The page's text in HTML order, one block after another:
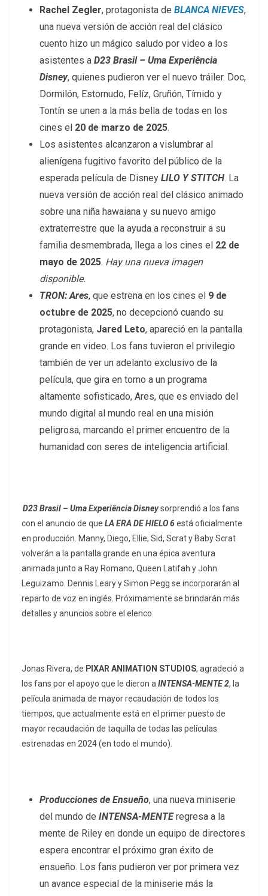
Rachel Zegler, protagonista de BLANCA NIEVES,
una nueva versión de acción real del clásico
cuento hizo un mágico saludo por video a los
asistentes a D23 Brasil – Uma Experiência
Disney, quienes pudieron ver el nuevo tráiler. Doc,
Dormilón, Estornudo, Felíz, Gruñón, Tímido y
Tontín se unen a la más bella de todas en los
cines el 20 de marzo de 2025.
Los asistentes alcanzaron a vislumbrar al
alienígena fugitivo favorito del público de la
esperada película de Disney LILO Y STITCH. La
nueva versión de acción real del clásico animado
sobre una niña hawaiana y su nuevo amigo
extraterrestre que la ayuda a reconstruir a su
familia desmembrada, llega a los cines el 22 de
mayo de 2025. Hay una nueva imagen
disponible.
TRON: Ares, que estrena en los cines el 9 de
octubre de 2025, no decepcionó cuando su
protagonista, Jared Leto, apareció en la pantalla
grande en video. Los fans tuvieron el privilegio
también de ver un adelanto exclusivo de la
película, que gira en torno a un programa
altamente sofisticado, Ares, que es enviado del
mundo digital al mundo real en una misión
peligrosa, marcando el primer encuentro de la
humanidad con seres de inteligencia artificial.
D23 Brasil – Uma Experiência Disneysorprendió a los fans
con el anuncio de que LA ERA DE HIELO 6está oficialmente
en producción. Manny, Diego, Ellie, Sid, Scrat y Baby Scrat
volverán a la pantalla grande en una épica aventura
animada junto a Ray Romano, Queen Latifah y John
Leguizamo. Dennis Leary y Simon Pegg se incorporarán al
reparto de voz en inglés. Próximamente se brindarán más
detalles y anuncios sobre el elenco.
Jonas Rivera, de PIXAR ANIMATION STUDIOS, agradeció a
los fans por el apoyo que le dieron a INTENSA-MENTE 2, la
película animada de mayor recaudación de todos los
tiempos, que actualmente está en el primer puesto de
mayor recaudación de taquilla de todas las películas
estrenadas en 2024 (en todo el mundo).
Producciones de Ensueño, una nueva miniserie
del mundo de INTENSA-MENTEregresa a la
mente de Riley en donde un equipo de directores
espera encontrar el próximo gran éxito de
ensueño. Los fans pudieron ver por primera vez
un avance especial de la miniserie más la